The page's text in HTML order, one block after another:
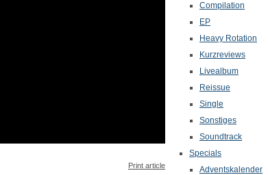
Print article
Compilation
EP
Heavy Rotation
Kurzreviews
Livealbum
Reissue
Single
Sonstiges
Soundtrack
Specials
Adventskalender